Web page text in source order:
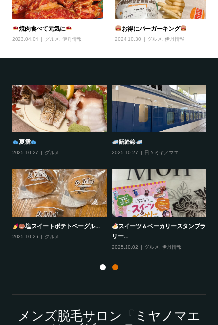
焼肉食べて元気に
2023.04.04 グルメ 伊丹情報
お得にバーガーキング
2024.10.30 グルメ ,伊丹情報
夏雲
2025.10.27 グルメ
新幹線
2025.10.27 日々ミヤノマエ
塩スイートポテトベーグル...
2025.10.26 グルメ
スイーツ＆ベーカリースタンプラ
リー...
2025.10.02 グルメ , 伊丹情報
メンズ脱毛サロン『ミヤノマエ